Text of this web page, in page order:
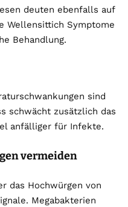
deuten ebenfalls auf
Wellensittich Symptome
Behandlung.
sind
schwächt zusätzlich das
anfälliger für Infekte.
vermeiden
das Hochwürgen von
Megabakterien